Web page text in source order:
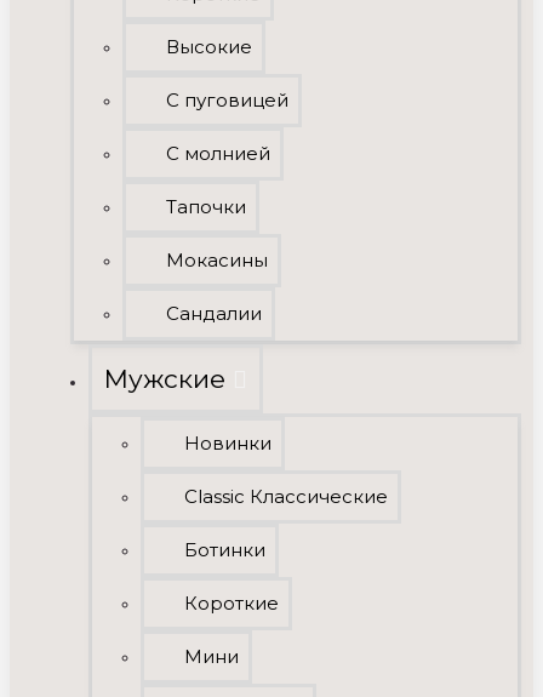
Высокие
C пуговицей
С молнией
Тапочки
Мокасины
Сандалии
Мужские
Новинки
Classic Классические
Ботинки
Короткие
Мини